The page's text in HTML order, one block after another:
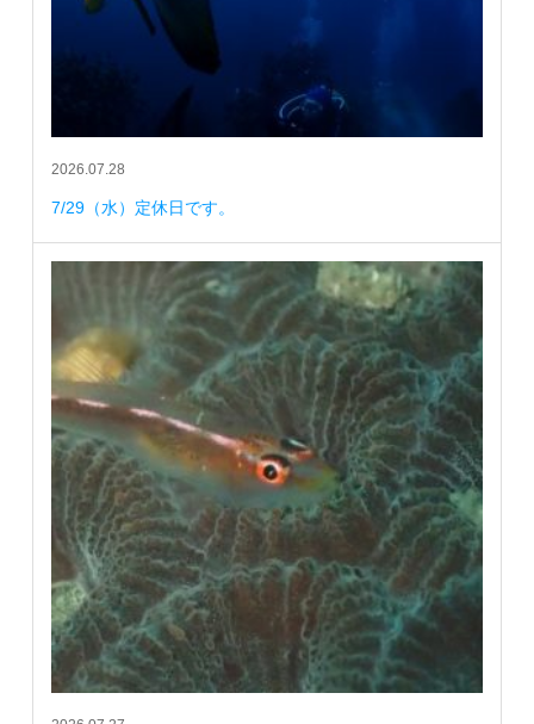
2026.07.28
7/29（水）定休日です。